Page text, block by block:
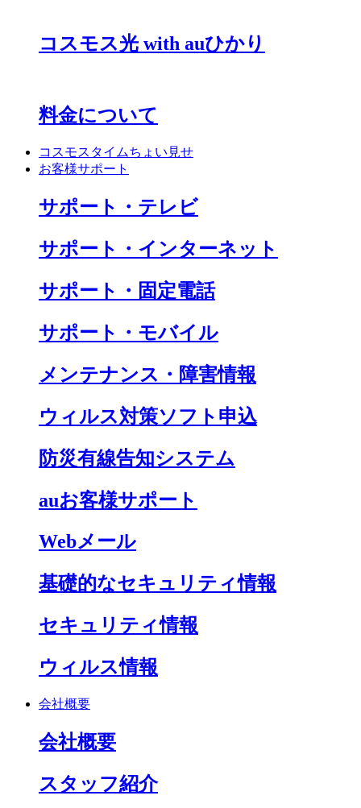
コスモス光 with auひかり
料金について
コスモスタイムちょい見せ
お客様サポート
サポート・テレビ
サポート・インターネット
サポート・固定電話
サポート・モバイル
メンテナンス・障害情報
ウィルス対策ソフト申込
防災有線告知システム
auお客様サポート
Webメール
基礎的なセキュリティ情報
セキュリティ情報
ウィルス情報
会社概要
会社概要
スタッフ紹介